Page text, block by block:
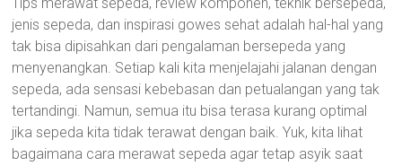
jenis sepeda, dan inspirasi gowes sehat adalah hal-hal yang
tak bisa dipisahkan dari pengalaman bersepeda yang
menyenangkan. Setiap kali kita menjelajahi jalanan dengan
sepeda, ada sensasi kebebasan dan petualangan yang tak
tertandingi. Namun, semua itu bisa terasa kurang optimal
jika sepeda kita tidak terawat dengan baik. Yuk, kita lihat
bagaimana cara merawat sepeda agar tetap asyik saat